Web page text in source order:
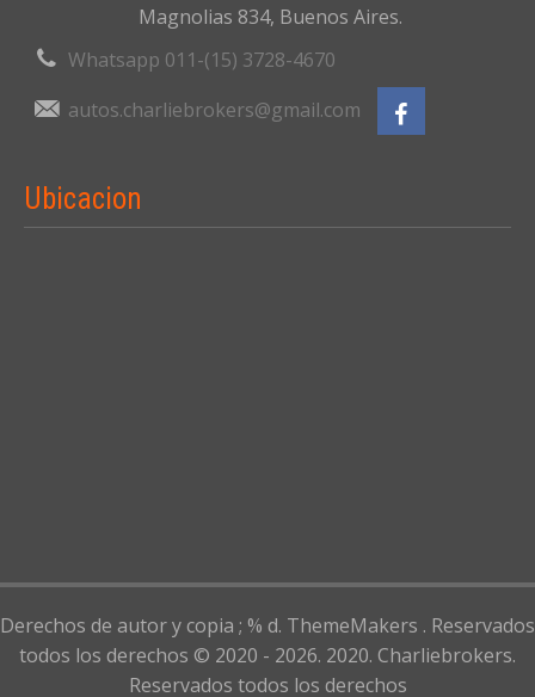
Magnolias 834, Buenos Aires.
Whatsapp 011-(15) 3728-4670
autos.charliebrokers@gmail.com
Ubicacion
Derechos de autor y copia ; % d. ThemeMakers . Reservados
todos los derechos © 2020 - 2026. 2020. Charliebrokers.
Reservados todos los derechos